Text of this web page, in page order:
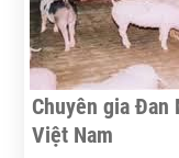
xuất.
Chuyên gia Đan
Việt Nam